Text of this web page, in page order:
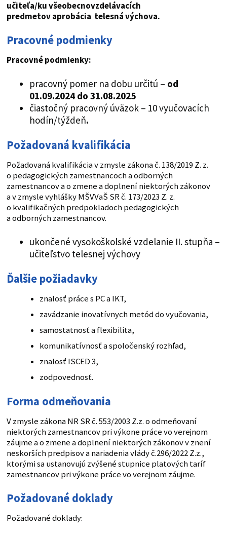
učiteľa/ku všeobecnovzdelávacích
predmetov aprobácia telesná výchova.
Pracovné podmienky
Pracovné podmienky:
pracovný pomer na dobu určitú – od
01.09.2024 do 31.08.2025
čiastočný pracovný úväzok – 10 vyučovacích
hodín/týždeň.
Požadovaná kvalifikácia
Požadovaná kvalifikácia v zmysle zákona č. 138/2019 Z. z.
o pedagogických zamestnancoch a odborných
zamestnancov a o zmene a doplnení niektorých zákonov
a v zmysle vyhlášky MŠVVaŠ SR č. 173/2023 Z. z.
o kvalifikačných predpokladoch pedagogických
a odborných zamestnancov.
ukončené vysokoškolské vzdelanie II. stupňa –
učiteľstvo telesnej výchovy
Ďalšie požiadavky
znalosť práce s PC a IKT,
zavádzanie inovatívnych metód do vyučovania,
samostatnosť a flexibilita,
komunikatívnosť a spoločenský rozhľad,
znalosť ISCED 3,
zodpovednosť.
Forma odmeňovania
V zmysle zákona NR SR č. 553/2003 Z.z. o odmeňovaní
niektorých zamestnancov pri výkone práce vo verejnom
záujme a o zmene a doplnení niektorých zákonov v znení
neskorších predpisov a nariadenia vlády č.296/2022 Z.z.,
ktorými sa ustanovujú zvýšené stupnice platových taríf
zamestnancov pri výkone práce vo verejnom záujme.
Požadované doklady
Požadované doklady: